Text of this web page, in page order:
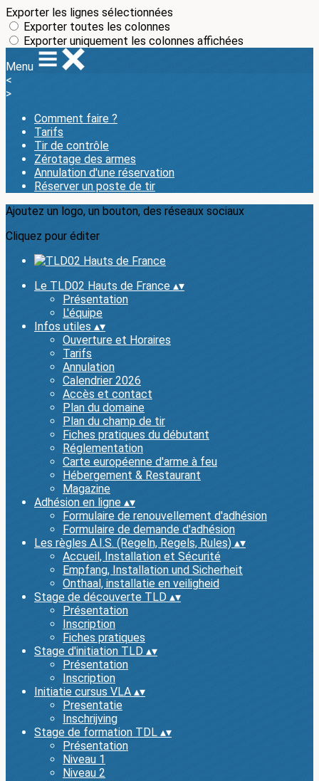
Exporter les lignes sélectionnées
Exporter toutes les colonnes
Exporter uniquement les colonnes affichées
Menu
<
>
Comment faire ?
Tarifs
Tir de contrôle
Zérotage des armes
Annulation d'une réservation
Réserver un poste de tir
Ajoutez un logo, un bouton, des réseaux sociaux
Cliquez pour éditer
Le TLD02 Hauts de France ▴▾
Présentation
L'équipe
Infos utiles ▴▾
Ouverture et Horaires
Tarifs
Annulation
Calendrier 2026
Accès et contact
Plan du domaine
Plan du champ de tir
Fiches pratiques du débutant
Réglementation
Carte européenne d'arme à feu
Hébergement & Restaurant
Magazine
Adhésion en ligne ▴▾
Formulaire de renouvellement d'adhésion
Formulaire de demande d'adhésion
Les règles A.I.S. (Regeln, Regels, Rules) ▴▾
Accueil, Installation et Sécurité
Empfang, Installation und Sicherheit
Onthaal, installatie en veiligheid
Stage de découverte TLD ▴▾
Présentation
Inscription
Fiches pratiques
Stage d'initiation TLD ▴▾
Présentation
Inscription
Initiatie cursus VLA ▴▾
Presentatie
Inschrijving
Stage de formation TDL ▴▾
Présentation
Niveau 1
Niveau 2